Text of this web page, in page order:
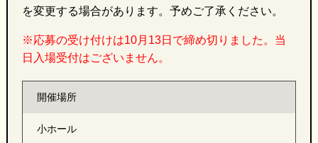
を変更する場合があります。予めご了承ください。
※応募の受け付けは10月13日で締め切りました。当
日入場受付はございません。
開催場所
小ホール